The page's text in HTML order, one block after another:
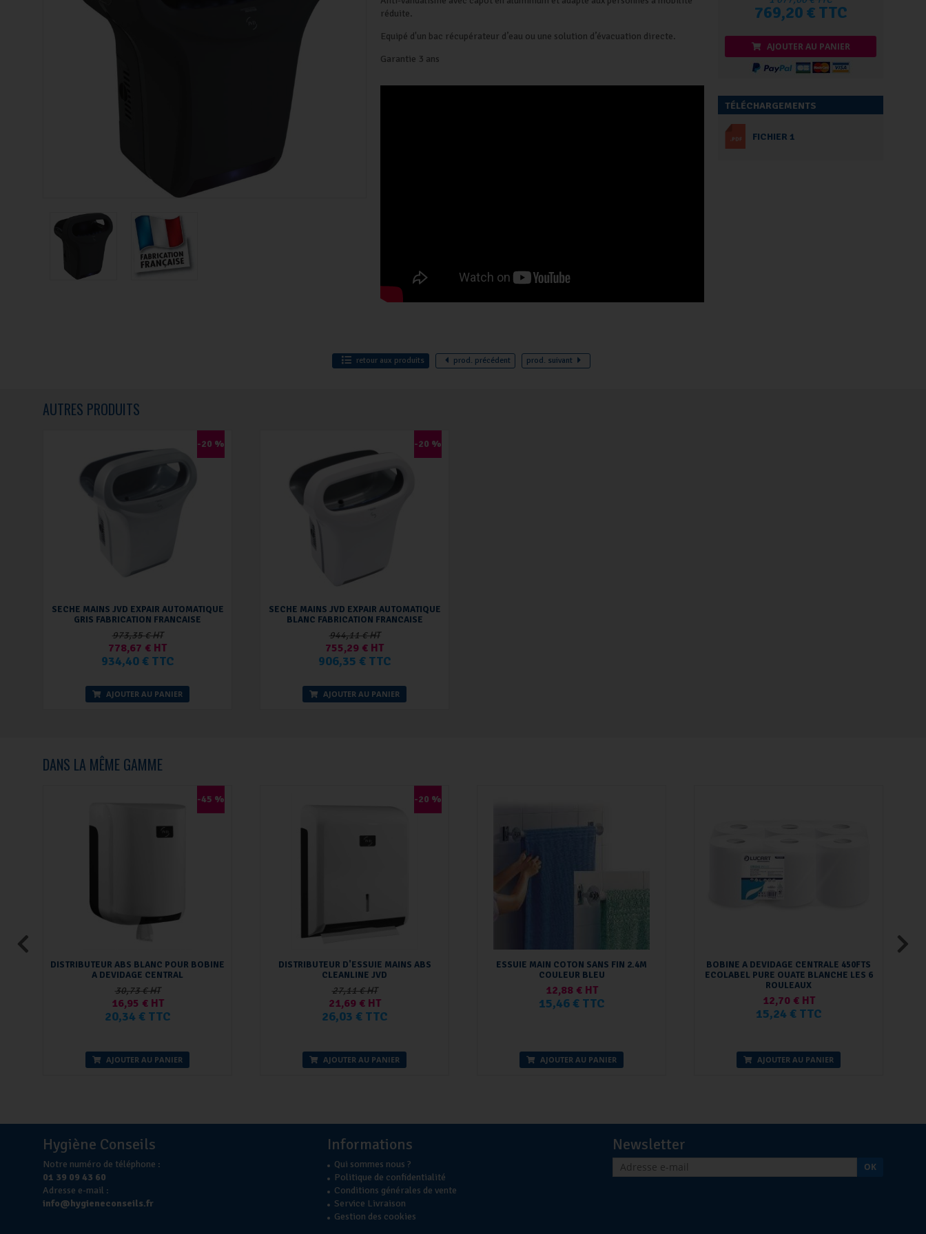
réduite.
Equipé d'un bac récupérateur d’eau ou une solution d’évacuation directe.
Garantie 3 ans
769,20 € TTC
AJOUTER AU PANIER
TÉLÉCHARGEMENTS
FICHIER 1
retour aux produits prod. précédent prod. suivant
AUTRES PRODUITS
-20 %
SECHE MAINS JVD EXPAIR AUTOMATIQUE
GRIS FABRICATION FRANCAISE
973,35 € HT
778,67 € HT
934,40 € TTC
AJOUTER AU PANIER
-20 %
SECHE MAINS JVD EXPAIR AUTOMATIQUE
BLANC FABRICATION FRANCAISE
944,11 € HT
755,29 € HT
906,35 € TTC
AJOUTER AU PANIER
DANS LA MÊME GAMME
-45 %
DISTRIBUTEUR ABS BLANC POUR BOBINE
A DEVIDAGE CENTRAL
30,73 € HT
16,95 € HT
20,34 € TTC
AJOUTER AU PANIER
-20 %
DISTRIBUTEUR D'ESSUIE MAINS ABS
CLEANLINE JVD
27,11 € HT
21,69 € HT
26,03 € TTC
AJOUTER AU PANIER
ESSUIE MAIN COTON SANS FIN 2.4M
COULEUR BLEU
12,88 € HT
15,46 € TTC
AJOUTER AU PANIER
BOBINE A DEVIDAGE CENTRALE 450FTS
ECOLABEL PURE OUATE BLANCHE LES 6
ROULEAUX
12,70 € HT
15,24 € TTC
AJOUTER AU PANIER
Hygiène Conseils
Notre numéro de téléphone :
01 39 09 43 60
Adresse e-mail :
info@hygieneconseils.fr
Informations
Qui sommes nous ?
Politique de confidentialité
Conditions générales de vente
Service Livraison
Gestion des cookies
Newsletter
OK